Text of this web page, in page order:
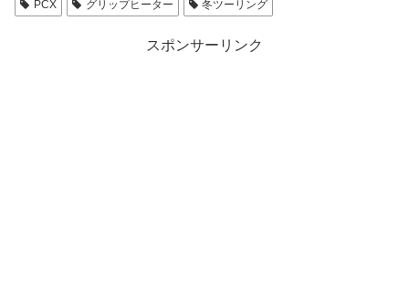
PCX グリップヒーター 冬ツーリング
スポンサーリンク